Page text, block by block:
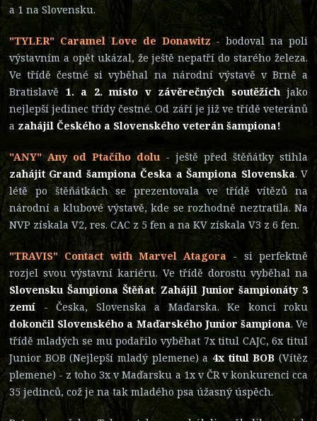
a 1 na Slovensku.
"TYLER" Caramel Love de Donawitz - bodoval na poli
výstavním a opět ukázal, že ještě nepatří do starého železa.
Ve třídě čestné si vyběhal na národní výstavě v Brně a
Bratislavě 1. a 2. místo v závěrečných soutěžích jako
nejlepší jedinec třídy čestné. Od září je již ve třídě veteránů
a zahájil Českého a Slovenského veterán šampiona!
"ANY" Any od Ptačího dolu - ještě před štěňátky stihla
zahájit Grand šampiona Česka a Šampiona Slovenska. V
létě po štěňátkách se prezentovala ve třídě vítězů na
národní a klubové výstavě, kde se rozhodně neztratila. Na
NVP získala V2, res. CAC z 5 fen a na KV získala V3 z 6 fen.
"TRAVIS" Contact with Marvel Atagora - si perfektně
rozjel svou výstavní kariéru. Ve třídě dorostu vyběhal na
Slovensku Šampiona Štěňat. Zahájil Junior šampionáty 3
zemí - Česka, Slovenska a Maďarska. Ke konci roku
dokončil Slovenského a Maďarského Junior šampiona. Ve
třídě mladých se mu podařilo vyběhat 7x titul CAJC, 6x titul
Junior BOB (Nejlepší mladý plemene) a 4x titul BOB (Vítěz
plemene) - z toho 3x v Maďarsku a 1x v ČR v konkurenci cca
35 jedinců, což je na tak mladého psa úžasný úspěch.